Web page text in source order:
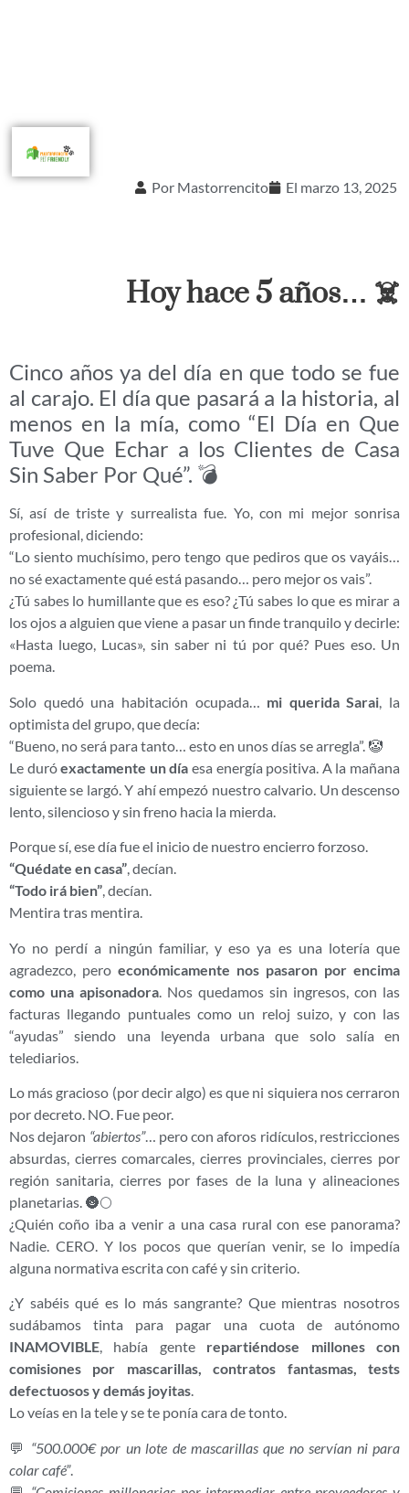
Por Mastorrencito El marzo 13, 2025
Hoy hace 5 años… ☠️
Cinco años ya del día en que todo se fue
al carajo. El día que pasará a la historia, al
menos en la mía, como “El Día en Que
Tuve Que Echar a los Clientes de Casa
Sin Saber Por Qué”. 💣
Sí, así de triste y surrealista fue. Yo, con mi mejor sonrisa
profesional, diciendo:
“Lo siento muchísimo, pero tengo que pediros que os vayáis…
no sé exactamente qué está pasando… pero mejor os vais”.
¿Tú sabes lo humillante que es eso? ¿Tú sabes lo que es mirar a
los ojos a alguien que viene a pasar un finde tranquilo y decirle:
«Hasta luego, Lucas», sin saber ni tú por qué? Pues eso. Un
poema.
Solo quedó una habitación ocupada… mi querida Sarai , la
optimista del grupo, que decía:
“Bueno, no será para tanto… esto en unos días se arregla”. 🤡
Le duróexactamente un día esa energía positiva. A la mañana
siguiente se largó. Y ahí empezó nuestro calvario. Un descenso
lento, silencioso y sin freno hacia la mierda.
Porque sí, ese día fue el inicio de nuestro encierro forzoso.
“Quédate en casa”, decían.
“Todo irá bien”, decían.
Mentira tras mentira.
Yo no perdí a ningún familiar, y eso ya es una lotería que
agradezco, pero económicamente nos pasaron por encima
como una apisonadora . Nos quedamos sin ingresos, con las
facturas llegando puntuales como un reloj suizo, y con las
“ayudas” siendo una leyenda urbana que solo salía en
telediarios.
Lo más gracioso (por decir algo) es que ni siquiera nos cerraron
por decreto. NO. Fue peor.
Nos dejaron “abiertos”… pero con aforos ridículos, restricciones
absurdas, cierres comarcales, cierres provinciales, cierres por
región sanitaria, cierres por fases de la luna y alineaciones
planetarias. 🌚🌕
¿Quién coño iba a venir a una casa rural con ese panorama?
Nadie. CERO. Y los pocos que querían venir, se lo impedía
alguna normativa escrita con café y sin criterio.
¿Y sabéis qué es lo más sangrante? Que mientras nosotros
sudábamos tinta para pagar una cuota de autónomo
INAMOVIBLE, había gente repartiéndose millones con
comisiones por mascarillas, contratos fantasmas, tests
defectuosos y demás joyitas.
Lo veías en la tele y se te ponía cara de tonto.
💬 “500.000€ por un lote de mascarillas que no servían ni para
colar café”.